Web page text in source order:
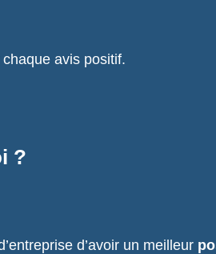
avis positif.
?
d’avoir un meilleur